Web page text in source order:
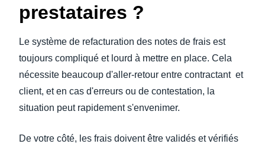
prestataires ?
Le système de refacturation des notes de frais est
toujours compliqué et lourd à mettre en place. Cela
nécessite beaucoup d'aller-retour entre contractant et
client, et en cas d'erreurs ou de contestation, la
situation peut rapidement s'envenimer.
De votre côté, les frais doivent être validés et vérifiés